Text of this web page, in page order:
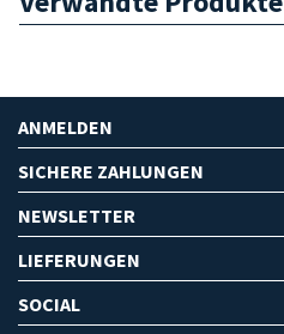
ANMELDEN
SICHERE ZAHLUNGEN
NEWSLETTER
LIEFERUNGEN
SOCIAL